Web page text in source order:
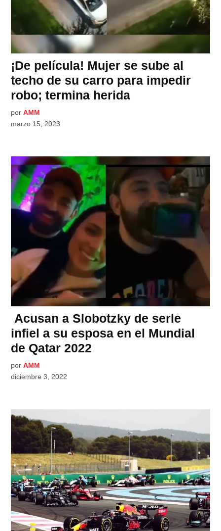
¡De película! Mujer se sube al
techo de su carro para impedir
robo; termina herida
por AMM
marzo 15, 2023
Acusan a Slobotzky de serle
infiel a su esposa en el Mundial
de Qatar 2022
por AMM
diciembre 3, 2022